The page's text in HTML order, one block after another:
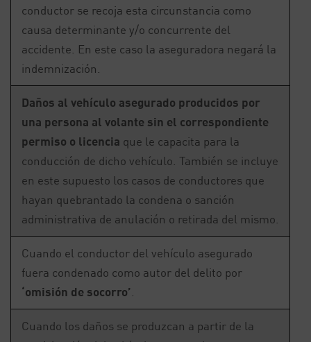
conductor se recoja esta circunstancia como
causa determinante y/o concurrente del
accidente. En este caso la aseguradora negará la
indemnización.
Daños al vehículo asegurado producidos por
una persona al volante sin el correspondiente
permiso o licencia que le capacita para la
conducción de dicho vehículo. También se incluye
en este supuesto los casos de conductores que
hayan quebrantado la condena o sanción
administrativa de anulación o retirada del mismo.
Cuando el conductor del vehículo asegurado
fuera condenado como autor del delito por
‘omisión de socorro’
Cuando los daños se produzcan a partir de la